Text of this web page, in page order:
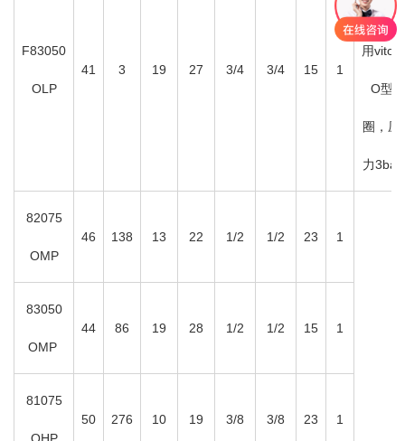
F83050
OLP
41 3 19 27 3/4 3/4 15 1
轴，使
用viton
O型
圈，压
力3bar
82075
OMP
46 138 13 22 1/2 1/2 23 1
83050
OMP
44 86 19 28 1/2 1/2 15 1
81075
50 276 10 19 3/8 3/8 23 1